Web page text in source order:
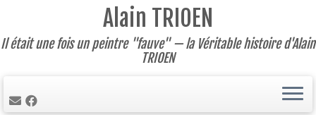
Alain TRIOEN
Il était une fois un peintre "fauve" — la Véritable histoire d'Alain
TRIOEN